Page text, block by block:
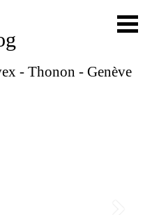
- Thonon - Genève